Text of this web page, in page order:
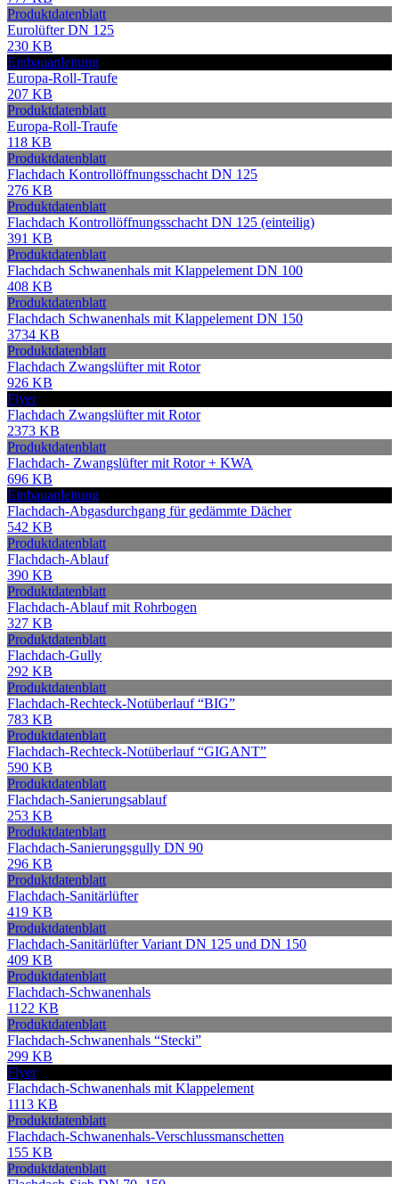
Produktdatenblatt
Eurolüfter DN 125
230 KB
Einbauanleitung
Europa-Roll-Traufe
207 KB
Produktdatenblatt
Europa-Roll-Traufe
118 KB
Produktdatenblatt
Flachdach Kontrollöffnungsschacht DN 125
276 KB
Produktdatenblatt
Flachdach Kontrollöffnungsschacht DN 125 (einteilig)
391 KB
Produktdatenblatt
Flachdach Schwanenhals mit Klappelement DN 100
408 KB
Produktdatenblatt
Flachdach Schwanenhals mit Klappelement DN 150
3734 KB
Produktdatenblatt
Flachdach Zwangslüfter mit Rotor
926 KB
Flyer
Flachdach Zwangslüfter mit Rotor
2373 KB
Produktdatenblatt
Flachdach- Zwangslüfter mit Rotor + KWA
696 KB
Einbauanleitung
Flachdach-Abgasdurchgang für gedämmte Dächer
542 KB
Produktdatenblatt
Flachdach-Ablauf
390 KB
Produktdatenblatt
Flachdach-Ablauf mit Rohrbogen
327 KB
Produktdatenblatt
Flachdach-Gully
292 KB
Produktdatenblatt
Flachdach-Rechteck-Notüberlauf “BIG”
783 KB
Produktdatenblatt
Flachdach-Rechteck-Notüberlauf “GIGANT”
590 KB
Produktdatenblatt
Flachdach-Sanierungsablauf
253 KB
Produktdatenblatt
Flachdach-Sanierungsgully DN 90
296 KB
Produktdatenblatt
Flachdach-Sanitärlüfter
419 KB
Produktdatenblatt
Flachdach-Sanitärlüfter Variant DN 125 und DN 150
409 KB
Produktdatenblatt
Flachdach-Schwanenhals
1122 KB
Produktdatenblatt
Flachdach-Schwanenhals “Stecki”
299 KB
Flyer
Flachdach-Schwanenhals mit Klappelement
1113 KB
Produktdatenblatt
Flachdach-Schwanenhals-Verschlussmanschetten
155 KB
Produktdatenblatt